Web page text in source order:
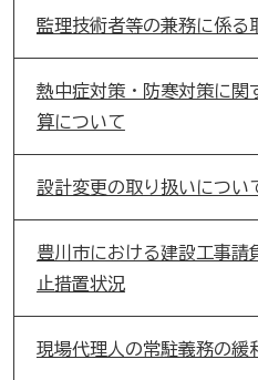
監理技術者等の兼務に係る
熱中症対策・防寒対策に関
算について
設計変更の取り扱いについ
豊川市における建設工事請
止措置状況
現場代理人の常駐義務の緩